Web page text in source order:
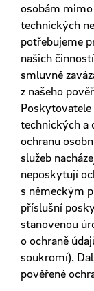
osobám
technických
potřebujeme
našich
smluvně
z našeho
Poskytovatele
technických a
ochranu
služeb
neposkytují
s německým
příslušní
stanovenou
o ochraně
soukromí).
pověřené